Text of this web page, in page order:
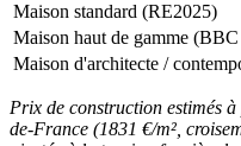
Maison standard (RE2025)
Maison haut de gamme
Maison d'architecte /
Prix de construction estimés
de-France (1831 €/m²,